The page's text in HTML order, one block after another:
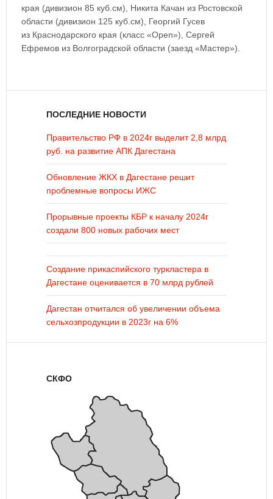
края (дивизион 85 куб.см), Никита Качан из Ростовской
области (дивизион 125 куб.см), Георгий Гусев
из Краснодарского края (класс «Open»), Сергей
Ефремов из Волгоградской области (заезд «Мастер»).
ПОСЛЕДНИЕ НОВОСТИ
Правительство РФ в 2024г выделит 2,8 млрд
руб. на развитие АПК Дагестана
Обновление ЖКХ в Дагестане решит
проблемные вопросы ИЖС
Прорывные проекты КБР к началу 2024г
создали 800 новых рабочих мест
Создание прикаспийского туркластера в
Дагестане оценивается в 70 млрд рублей
Дагестан отчитался об увеличении объема
сельхозпродукции в 2023г на 6%
СКФО